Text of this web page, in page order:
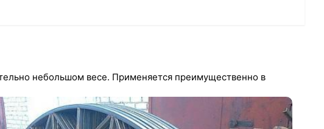
небольшом весе. Применяется преимущественно в